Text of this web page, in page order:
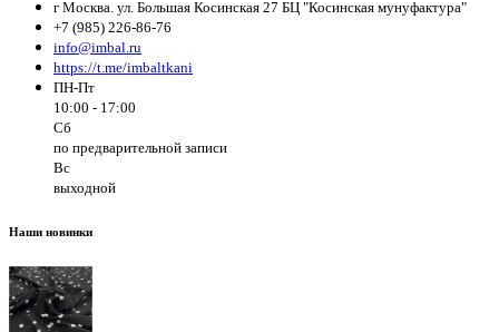
г Москва. ул. Большая Косинская 27 БЦ "Косинская мунуфактура"
+7 (985) 226-86-76
info@imbal.ru
https://t.me/imbaltkani
ПН-Пт
10:00 - 17:00
Сб
по предварительной записи
Вс
выходной
Наши новинки